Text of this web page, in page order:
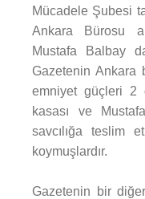
Mücadele Şubesi
Ankara Bürosu
Mustafa Balbay
Gazetenin Ankara
emniyet güçleri 2
kasası ve
savcılığa teslim
koymuşlardır.
Gazetenin bir